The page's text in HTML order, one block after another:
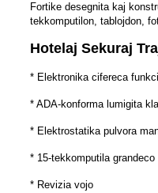
Fortike desegnita kaj
tekkomputilon, tablojdon,
Hotelaj Sekuraj
* Elektronika cifereca
* ADA-konforma lumigita
* Elektrostatika pulvora
* 15-tekkomputila grandeco
* Revizia vojo